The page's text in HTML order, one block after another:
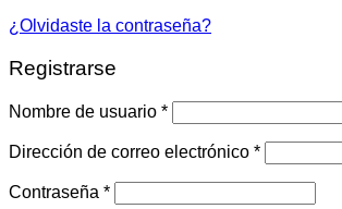
¿Olvidaste la contraseña?
Registrarse
Nombre de usuario *Obligatorio
Dirección de correo electrónico *Obligatorio
Contraseña *Obligatorio